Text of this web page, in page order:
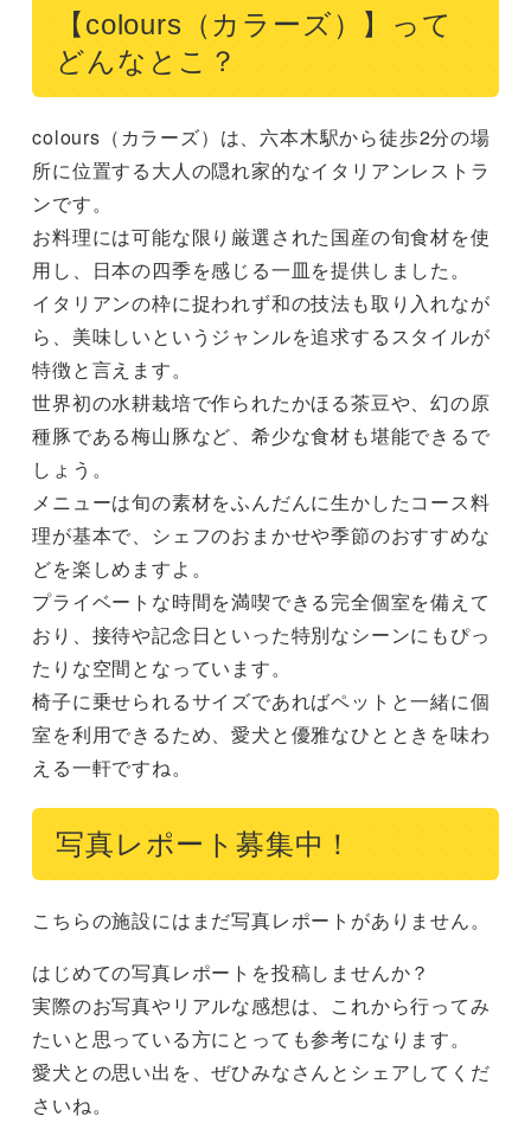
【colours（カラーズ）】って
どんなとこ？
colours（カラーズ）は、六本木駅から徒歩2分の場
所に位置する大人の隠れ家的なイタリアンレストラ
ンです。
お料理には可能な限り厳選された国産の旬食材を使
用し、日本の四季を感じる一皿を提供しました。
イタリアンの枠に捉われず和の技法も取り入れなが
ら、美味しいというジャンルを追求するスタイルが
特徴と言えます。
世界初の水耕栽培で作られたかほる茶豆や、幻の原
種豚である梅山豚など、希少な食材も堪能できるで
しょう。
メニューは旬の素材をふんだんに生かしたコース料
理が基本で、シェフのおまかせや季節のおすすめな
どを楽しめますよ。
プライベートな時間を満喫できる完全個室を備えて
おり、接待や記念日といった特別なシーンにもぴっ
たりな空間となっています。
椅子に乗せられるサイズであればペットと一緒に個
室を利用できるため、愛犬と優雅なひとときを味わ
える一軒ですね。
写真レポート募集中！
こちらの施設にはまだ写真レポートがありません。
はじめての写真レポートを投稿しませんか？
実際のお写真やリアルな感想は、これから行ってみ
たいと思っている方にとっても参考になります。
愛犬との思い出を、ぜひみなさんとシェアしてくだ
さいね。